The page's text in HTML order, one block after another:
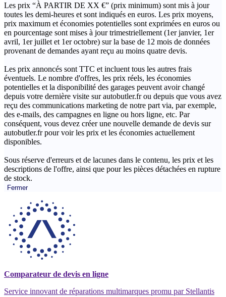
Les prix “À PARTIR DE XX €” (prix minimum) sont mis à jour
toutes les demi-heures et sont indiqués en euros. Les prix moyens,
prix maximum et économies potentielles sont exprimées en euros ou
en pourcentage sont mises à jour trimestriellement (1er janvier, 1er
avril, 1er juillet et 1er octobre) sur la base de 12 mois de données
provenant de demandes ayant reçu au moins quatre devis.
Les prix annoncés sont TTC et incluent tous les autres frais
éventuels. Le nombre d'offres, les prix réels, les économies
potentielles et la disponibilité des garages peuvent avoir changé
depuis votre dernière visite sur autobutler.fr ou depuis que vous avez
reçu des communications marketing de notre part via, par exemple,
des e-mails, des campagnes en ligne ou hors ligne, etc. Par
conséquent, vous devez créer une nouvelle demande de devis sur
autobutler.fr pour voir les prix et les économies actuellement
disponibles.
Sous réserve d'erreurs et de lacunes dans le contenu, les prix et les
descriptions de l'offre, ainsi que pour les pièces détachées en rupture
de stock.
Fermer
Comparateur de devis en ligne
Service innovant de réparations multimarques promu par Stellantis